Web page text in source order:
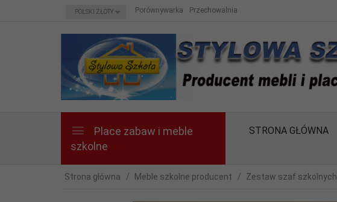
currency_h
POLSKI ZŁOTY Porównywarka Przechowalnia
Place zabaw i meble
szkolne
STRONA GŁÓWNA
Strona główna Meble szkolne producent Zestaw szaf szkolnych